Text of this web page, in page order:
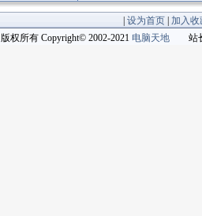
设为首页|
加入收
版权所有 Copyright© 2002-2021 电脑天地 站